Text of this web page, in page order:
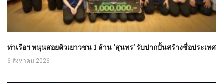
ท่าเรือฯ หนุนสอยคิวเยาวชน 1 ล้าน ‘สุนทร’ รับปากปั้นสร้างชื่อประเทศ
6 สิงหาคม 2026